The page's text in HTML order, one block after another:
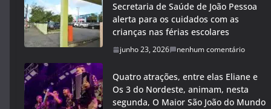
Secretaria de Saúde de João Pessoa
alerta para os cuidados com as
crianças nas férias escolares
junho 23, 2026 nenhum comentário
Quatro atrações, entre elas Eliane e
Os 3 do Nordeste, animam, nesta
segunda, O Maior São João do Mundo